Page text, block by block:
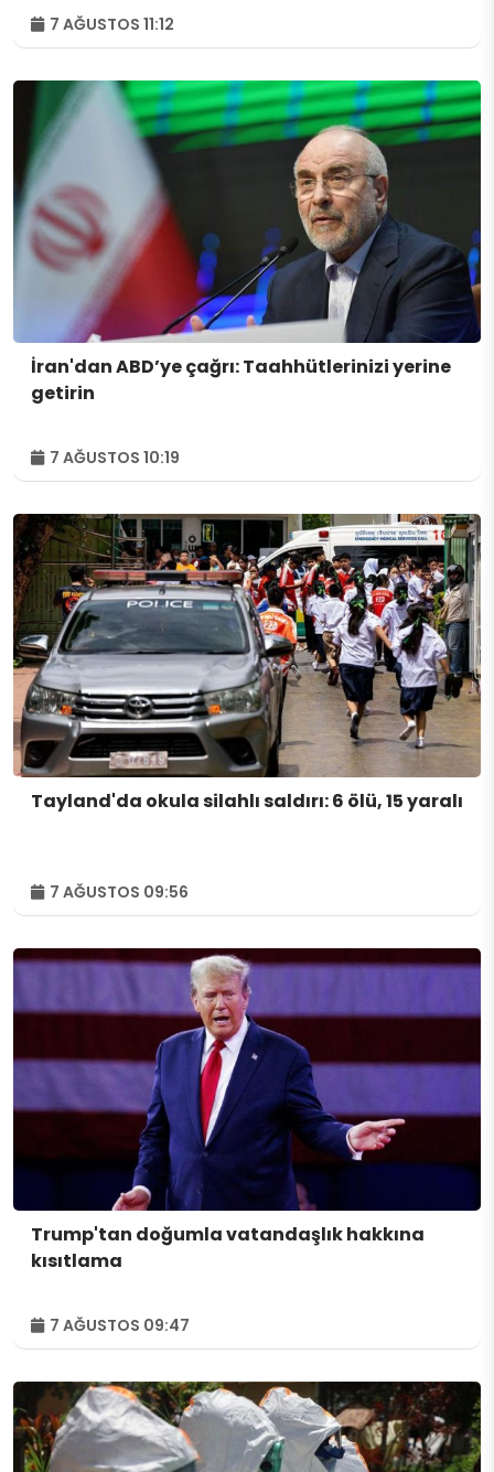
7 AĞUSTOS 11:12
İran'dan ABD’ye çağrı: Taahhütlerinizi yerine
getirin
7 AĞUSTOS 10:19
Tayland'da okula silahlı saldırı: 6 ölü, 15 yaralı
7 AĞUSTOS 09:56
Trump'tan doğumla vatandaşlık hakkına
kısıtlama
7 AĞUSTOS 09:47